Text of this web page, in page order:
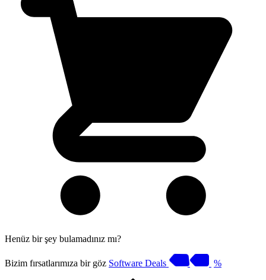
Henüz bir şey bulamadınız mı?
Bizim fırsatlarımıza bir göz Software Deals %